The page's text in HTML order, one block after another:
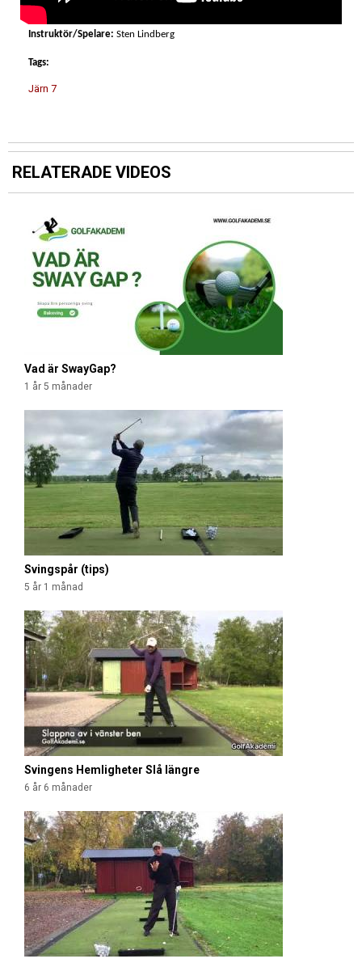
Instruktör/Spelare: Sten Lindberg
Tags:
Järn 7
RELATERADE VIDEOS
Vad är SwayGap?
1 år 5 månader
Svingspår (tips)
5 år 1 månad
Svingens Hemligheter Slå längre
6 år 6 månader